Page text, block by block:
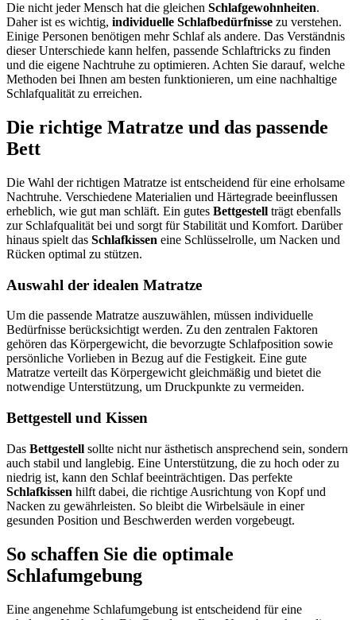
Die nicht jeder Mensch hat die gleichen Schlafgewohnheiten.
Daher ist es wichtig, individuelle Schlafbedürfnisse zu verstehen.
Einige Personen benötigen mehr Schlaf als andere. Das Verständnis
dieser Unterschiede kann helfen, passende Schlaftricks zu finden
und die eigene Nachtruhe zu optimieren. Achten Sie darauf, welche
Methoden bei Ihnen am besten funktionieren, um eine nachhaltige
Schlafqualität zu erreichen.
Die richtige Matratze und das passende
Bett
Die Wahl der richtigen Matratze ist entscheidend für eine erholsame
Nachtruhe. Verschiedene Materialien und Härtegrade beeinflussen
erheblich, wie gut man schläft. Ein gutes Bettgestell trägt ebenfalls
zur Schlafqualität bei und sorgt für Stabilität und Komfort. Darüber
hinaus spielt das Schlafkissen eine Schlüsselrolle, um Nacken und
Rücken optimal zu stützen.
Auswahl der idealen Matratze
Um die passende Matratze auszuwählen, müssen individuelle
Bedürfnisse berücksichtigt werden. Zu den zentralen Faktoren
gehören das Körpergewicht, die bevorzugte Schlafposition sowie
persönliche Vorlieben in Bezug auf die Festigkeit. Eine gute
Matratze verteilt das Körpergewicht gleichmäßig und bietet die
notwendige Unterstützung, um Druckpunkte zu vermeiden.
Bettgestell und Kissen
Das Bettgestell sollte nicht nur ästhetisch ansprechend sein, sondern
auch stabil und langlebig. Eine Unterstützung, die zu hoch oder zu
niedrig ist, kann den Schlaf beeinträchtigen. Das perfekte
Schlafkissen hilft dabei, die richtige Ausrichtung von Kopf und
Nacken zu gewährleisten. So bleibt die Wirbelsäule in einer
gesunden Position und Beschwerden werden vorgebeugt.
So schaffen Sie die optimale
Schlafumgebung
Eine angenehme Schlafumgebung ist entscheidend für eine